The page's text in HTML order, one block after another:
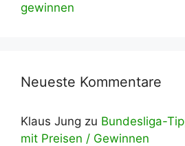
gewinnen
Neueste Kommentare
Klaus Jung zu Bundesliga-
mit Preisen / Gewinnen